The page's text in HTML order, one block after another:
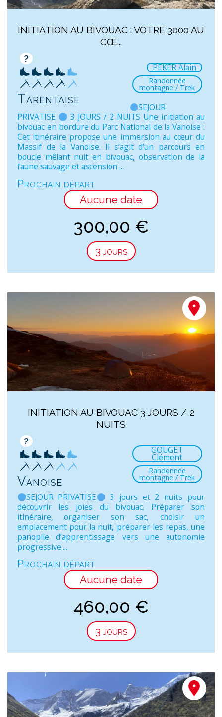
INITIATION AU BIVOUAC : VOTRE 3000 AU
CŒ...
?
Tarentaise
PEKER Alain
Randonnée
montagne / Trek
SEJOUR
PRIVATISE
3 JOURS / 2 NUITS Une initiation au
bivouac en bordure du Parc National de la Vanoise :
Cet itinéraire propose une immersion au cœur du
Massif de la Vanoise. Il s’agit d’un parcours en
boucle mêlant nuit en bivouac, observation de la
faune sauvage et ascension ...
Prochain départ
Aucune date
300,00 €
3 jours
INITIATION AU BIVOUAC 3 JOURS / 2
NUITS
?
Vanoise
GOUGET
Clément
Randonnée
montagne / Trek
SEJOUR PRIVATISE
3 jours et 2 nuits pour
découvrir les joies du bivouac. Préparer son
itinéraire, organiser son sac, choisir un
emplacement pour la nuit, préparer les repas, une
panoplie d’apprentissage vers une autonomie
progressive....
Prochain départ
Aucune date
460,00 €
3 jours